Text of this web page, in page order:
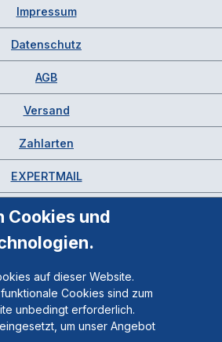
Impressum
Datenschutz
AGB
Versand
Zahlarten
EXPERTMAIL
Cookies und
auf dieser Website.
Cookies sind zum
unbedingt erforderlich.
um unser Angebot